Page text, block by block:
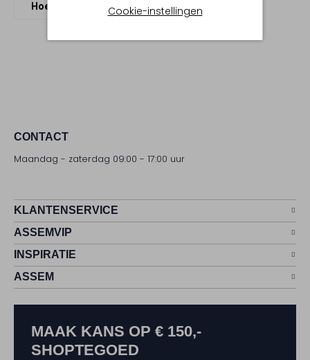
Cookie-instellingen
Hoeden House Of Ord
CONTACT
Maandag - zaterdag 09:00 - 17:00 uur
KLANTENSERVICE
ASSEMVIP
INSPIRATIE
ASSEM
MAAK KANS OP € 150,-
SHOPTEGOED